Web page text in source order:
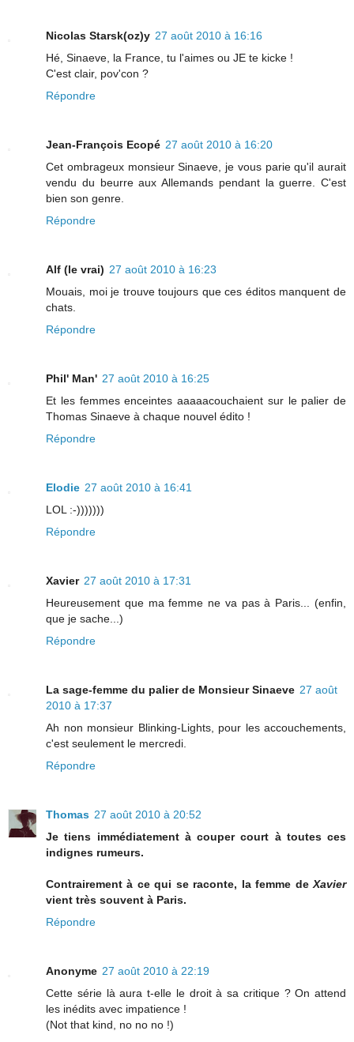
Nicolas Starsk(oz)y 27 août 2010 à 16:16
Hé, Sinaeve, la France, tu l'aimes ou JE te kicke !
C'est clair, pov'con ?
Répondre
Jean-François Ecopé 27 août 2010 à 16:20
Cet ombrageux monsieur Sinaeve, je vous parie qu'il aurait
vendu du beurre aux Allemands pendant la guerre. C'est
bien son genre.
Répondre
Alf (le vrai) 27 août 2010 à 16:23
Mouais, moi je trouve toujours que ces éditos manquent de
chats.
Répondre
Phil' Man' 27 août 2010 à 16:25
Et les femmes enceintes aaaaacouchaient sur le palier de
Thomas Sinaeve à chaque nouvel édito !
Répondre
Elodie 27 août 2010 à 16:41
LOL :-)))))))
Répondre
Xavier 27 août 2010 à 17:31
Heureusement que ma femme ne va pas à Paris... (enfin,
que je sache...)
Répondre
La sage-femme du palier de Monsieur Sinaeve 27 août
2010 à 17:37
Ah non monsieur Blinking-Lights, pour les accouchements,
c'est seulement le mercredi.
Répondre
Thomas 27 août 2010 à 20:52
Je tiens immédiatement à couper court à toutes ces
indignes rumeurs.
Contrairement à ce qui se raconte, la femme de Xavier
vient très souvent à Paris.
Répondre
Anonyme 27 août 2010 à 22:19
Cette série là aura t-elle le droit à sa critique ? On attend
les inédits avec impatience !
(Not that kind, no no no !)